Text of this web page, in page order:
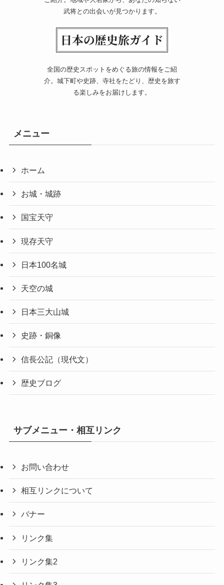
武将との出会いが見つかります。
全国の歴史スポットをめぐる旅の情報をご紹
介。城下町や史跡、寺社をたどり、歴史を旅す
る楽しみをお届けします。
メニュー
ホーム
お城・城跡
国宝天守
現存天守
日本100名城
天空の城
日本三大山城
史跡・銅像
信長公記（現代文）
歴史ブログ
サブメニュー・相互リンク
お問い合わせ
相互リンクについて
バナー
リンク集
リンク集2